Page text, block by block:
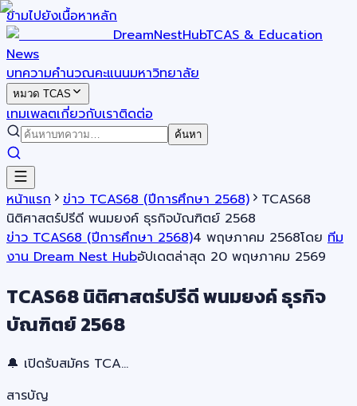
ข้ามไปยังเนื้อหาหลัก
DreamNestHubTCAS & Education
News
บทความคำนวณคะแนนมหาวิทยาลัย
หมวด TCAS
เทมเพลตเกี่ยวกับเราติดต่อ
ค้นหา
หน้าแรก ข่าว TCAS68 (ปีการศึกษา 2568)
TCAS68
นิติศาสตร์ปรีดี พนมยงค์ ธุรกิจบัณฑิตย์ 2568
ข่าว TCAS68 (ปีการศึกษา 2568)4 พฤษภาคม 2568โดย ทีม
งาน Dream Nest Hubอัปเดตล่าสุด 20 พฤษภาคม 2569
TCAS68 นิติศาสตร์ปรีดี พนมยงค์ ธุรกิจ
บัณฑิตย์ 2568
🔔 เปิดรับสมัคร TCA…
สารบัญ